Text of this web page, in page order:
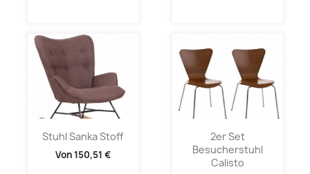
Stuhl Sanka Stoff
Von150,51 €
2er Set
Besucherstuhl
Calisto